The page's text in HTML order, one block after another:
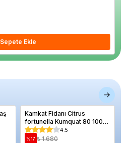
Sepete Ekle
Kamkat Fidanı Citrus
fortunella Kumquat 80 100
cm 3 yaş Saksıda
4.5
%17 ₺ 1.680